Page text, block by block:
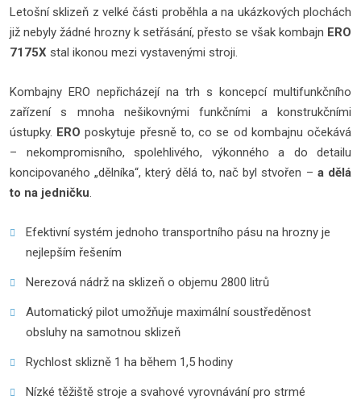
Letošní sklizeň z velké části proběhla a na ukázkových plochách
již nebyly žádné hrozny k setřásání, přesto se však kombajn ERO
7175X stal ikonou mezi vystavenými stroji.
Kombajny ERO nepřicházejí na trh s koncepcí multifunkčního
zařízení s mnoha nešikovnými funkčními a konstrukčními
ústupky. EROposkytuje přesně to, co se od kombajnu očekává
– nekompromisního, spolehlivého, výkonného a do detailu
koncipovaného „dělníka“, který dělá to, nač byl stvořen – a dělá
to na jedničku.
Efektivní systém jednoho transportního pásu na hrozny je
nejlepším řešením
Nerezová nádrž na sklizeň o objemu 2800 litrů
Automatický pilot umožňuje maximální soustředěnost
obsluhy na samotnou sklizeň
Rychlost sklizně 1 ha během 1,5 hodiny
Nízké těžiště stroje a svahové vyrovnávání pro strmé